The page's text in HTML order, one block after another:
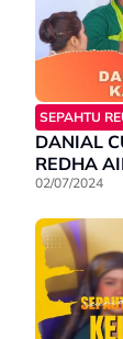
SEPAHTU
DANIAL
REDHA
02/07/2024